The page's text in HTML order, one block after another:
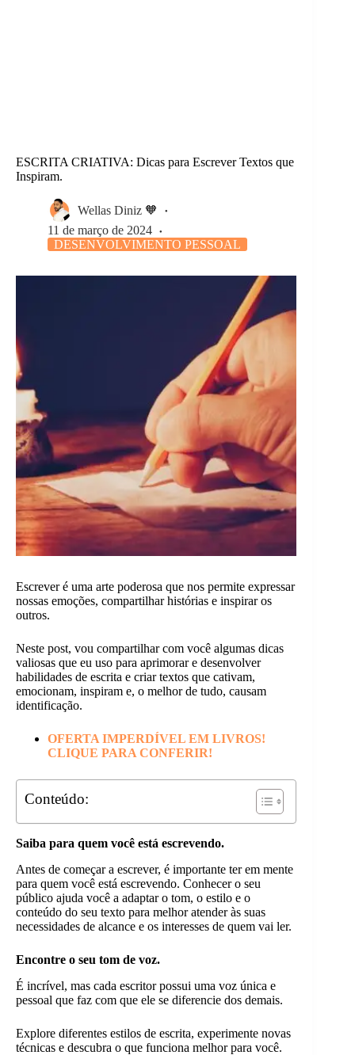
ESCRITA CRIATIVA: Dicas para Escrever Textos que
Inspiram.
Wellas Diniz 🧡
11 de março de 2024
DESENVOLVIMENTO PESSOAL
Escrever é uma arte poderosa que nos permite expressar
nossas emoções, compartilhar histórias e inspirar os
outros.
Neste post, vou compartilhar com você algumas dicas
valiosas que eu uso para aprimorar e desenvolver
habilidades de escrita e criar textos que cativam,
emocionam, inspiram e, o melhor de tudo, causam
identificação.
OFERTA IMPERDÍVEL EM LIVROS!
CLIQUE PARA CONFERIR!
Conteúdo:
Saiba para quem você está escrevendo.
Antes de começar a escrever, é importante ter em mente
para quem você está escrevendo. Conhecer o seu
público ajuda você a adaptar o tom, o estilo e o
conteúdo do seu texto para melhor atender às suas
necessidades de alcance e os interesses de quem vai ler.
Encontre o seu tom de voz.
É incrível, mas cada escritor possui uma voz única e
pessoal que faz com que ele se diferencie dos demais.
Explore diferentes estilos de escrita, experimente novas
técnicas e descubra o que funciona melhor para você.